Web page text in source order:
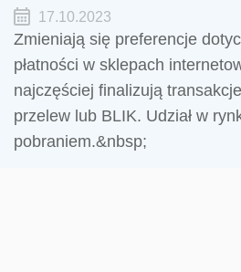
17.10.2023
Zmieniają się preferencje
płatności w sklepach
najczęściej finalizują
przelew lub BLIK. Udział w
pobraniem.&nbsp;